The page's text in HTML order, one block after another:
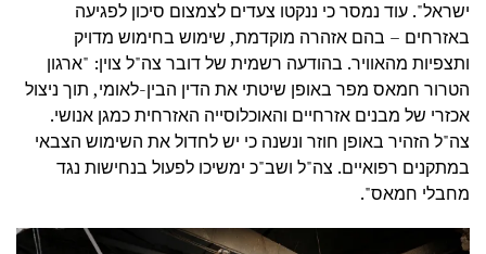
ישראל". עוד נמסר כי ננקטו צעדים לצמצום סיכון לפגיעה
באזרחים – בהם אזהרה מוקדמת, שימוש בחימוש מדויק
ותצפיות מהאוויר. בהודעה רשמית של דובר צה"ל צוין: "ארגון
הטרור חמאס מפר באופן שיטתי את הדין הבין-לאומי, תוך ניצול
אכזרי של מבנים אזרחיים והאוכלוסייה האזרחית כמגן אנושי.
צה"ל הזהיר באופן חוזר ונשנה כי יש לחדול את השימוש הצבאי
במתקנים רפואיים. צה"ל ושב"כ ימשיכו לפעול בנחישות נגד
מחבלי חמאס".